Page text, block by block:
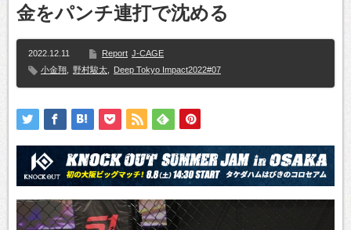
金をパンチ連打で沈める
2022.12.11 Report J-CAGE
小金翔
野村駿太 Deep Tokyo Impact2022#07